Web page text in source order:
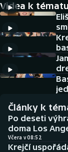
Cyklistika
DALŠÍ SPORTY
Americký
Baseball a
Basketbal
Biatlon
Historické
Aplikace ČT
Videa k tématu
Články k
Po deseti
doma Los
Včera v 08:52
Krejčí